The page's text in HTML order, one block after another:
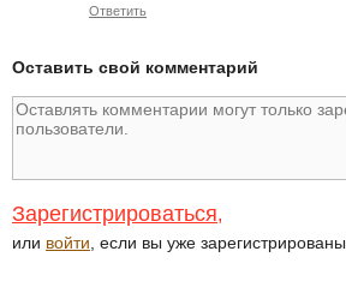
Ответить
Оставить свой комментарий
Зарегистрироваться,
или войти , если вы уже зарегистрированы.